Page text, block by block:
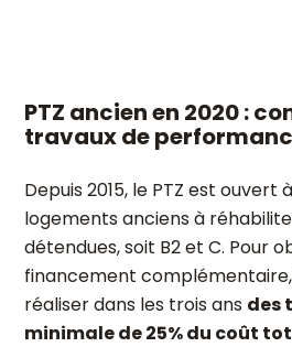
PTZ ancien en 2020 :
travaux de
Depuis 2015, le PTZ est ouvert
logements anciens à
détendues, soit B2 et C. Pour
financement
réaliser dans les trois ans des
minimale de 25% du coût